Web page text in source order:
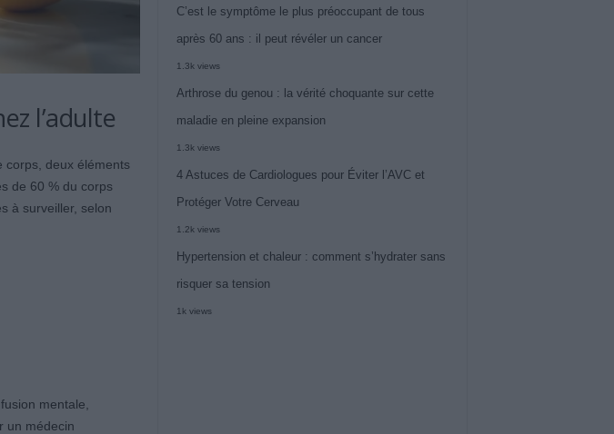
l’adulte
corps, deux éléments
de 60 % du corps
à surveiller, selon
mentale,
un médecin
C’est le symptôme le plus préoccupant de tous
après 60 ans : il peut révéler un cancer
1.3k views
Arthrose du genou : la vérité choquante sur cette
maladie en pleine expansion
1.3k views
4 Astuces de Cardiologues pour Éviter l’AVC et
Protéger Votre Cerveau
1.2k views
Hypertension et chaleur : comment s’hydrater sans
risquer sa tension
1k views